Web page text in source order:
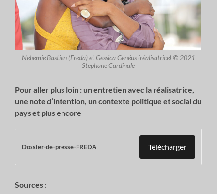
Nehemie Bastien (Freda) et Gessica Généus (réalisatrice) © 2021
Stephane Cardinale
Pour aller plus loin : un entretien avec la réalisatrice,
une note d’intention, un contexte politique et social du
pays et plus encore
Dossier-de-presse-FREDA Télécharger
Sources :